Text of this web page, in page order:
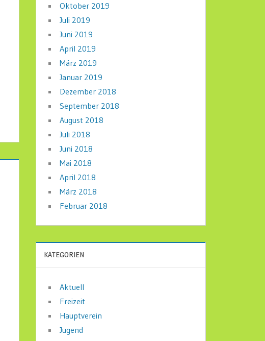
Oktober 2019
Juli 2019
Juni 2019
April 2019
März 2019
Januar 2019
Dezember 2018
September 2018
August 2018
Juli 2018
Juni 2018
Mai 2018
April 2018
März 2018
Februar 2018
KATEGORIEN
Aktuell
Freizeit
Hauptverein
Jugend